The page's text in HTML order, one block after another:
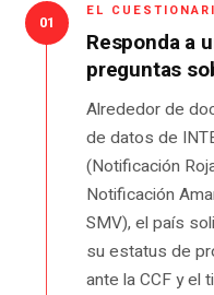
01
EL
Responda a
preguntas
Alrededor de
de datos de
(Notificación
Notificación
SMV), el país
su estatus de
ante la CCF y el